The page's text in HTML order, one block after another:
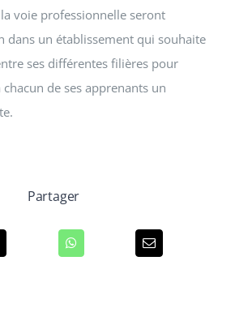
voie professionnelle seront
dans un établissement qui souhaite
ses différentes filières pour
de ses apprenants un
Partager